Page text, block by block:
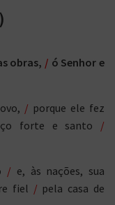
obras, / ó Senhor e
/ porque ele fez
forte e santo /
/ e, às nações, sua
fiel / pela casa de